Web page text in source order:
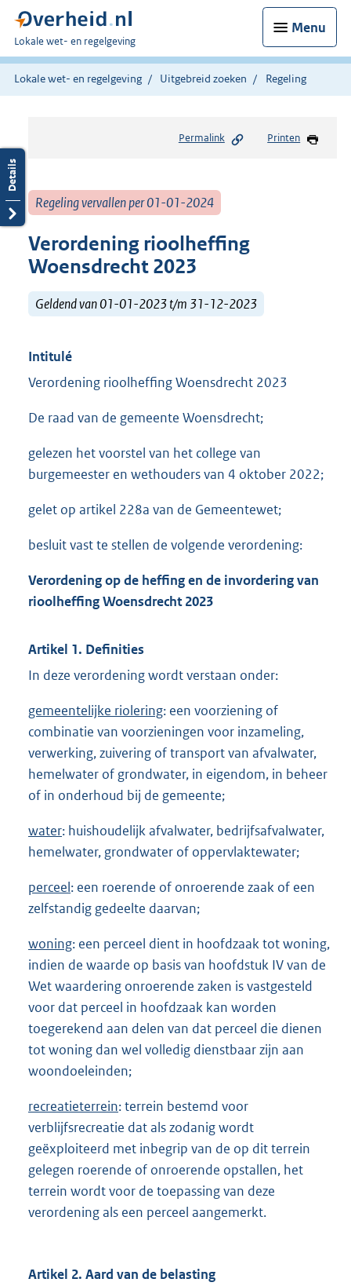
Menu
U
bent
hier:
Lokale wet- en regelgeving
Lokale wet- en regelgeving Uitgebreid zoeken Regeling
Permalink Printen
Regeling vervallen per 01-01-2024
Verordening rioolheffing
Woensdrecht 2023
Geldend van 01-01-2023 t/m 31-12-2023
Intitulé
Verordening rioolheffing Woensdrecht 2023
De raad van de gemeente Woensdrecht;
gelezen het voorstel van het college van
burgemeester en wethouders van 4 oktober 2022;
gelet op artikel 228a van de Gemeentewet;
besluit vast te stellen de volgende verordening:
Verordening op de heffing en de invordering van
rioolheffing Woensdrecht 2023
Artikel 1. Definities
In deze verordening wordt verstaan onder:
gemeentelijke riolering: een voorziening of
combinatie van voorzieningen voor inzameling,
verwerking, zuivering of transport van afvalwater,
hemelwater of grondwater, in eigendom, in beheer
of in onderhoud bij de gemeente;
water: huishoudelijk afvalwater, bedrijfsafvalwater,
hemelwater, grondwater of oppervlaktewater;
perceel: een roerende of onroerende zaak of een
zelfstandig gedeelte daarvan;
woning: een perceel dient in hoofdzaak tot woning,
indien de waarde op basis van hoofdstuk IV van de
Wet waardering onroerende zaken is vastgesteld
voor dat perceel in hoofdzaak kan worden
toegerekend aan delen van dat perceel die dienen
tot woning dan wel volledig dienstbaar zijn aan
woondoeleinden;
recreatieterrein: terrein bestemd voor
verblijfsrecreatie dat als zodanig wordt
geëxploiteerd met inbegrip van de op dit terrein
gelegen roerende of onroerende opstallen, het
terrein wordt voor de toepassing van deze
verordening als een perceel aangemerkt.
Artikel 2. Aard van de belasting